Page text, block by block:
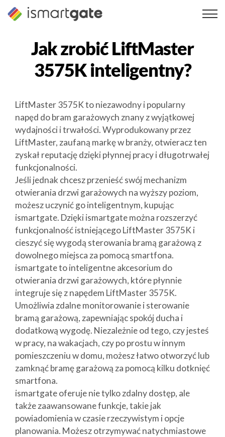
Przejdź
do
Jak zrobićLiftMaster
3575Kinteligentny?
LiftMaster 3575K to niezawodny i popularny
napęd do bram garażowych znany z wyjątkowej
wydajności i trwałości. Wyprodukowany przez
LiftMaster, zaufaną markę w branży, otwieracz ten
zyskał reputację dzięki płynnej pracy i długotrwałej
funkcjonalności.
Jeśli jednak chcesz przenieść swój mechanizm
otwierania drzwi garażowych na wyższy poziom,
możesz uczynić go inteligentnym, kupując
ismartgate. Dzięki ismartgate można rozszerzyć
funkcjonalność istniejącego LiftMaster 3575K i
cieszyć się wygodą sterowania bramą garażową z
dowolnego miejsca za pomocą smartfona.
ismartgate to inteligentne akcesorium do
otwierania drzwi garażowych, które płynnie
integruje się z napędem LiftMaster 3575K.
Umożliwia zdalne monitorowanie i sterowanie
bramą garażową, zapewniając spokój ducha i
dodatkową wygodę. Niezależnie od tego, czy jesteś
w pracy, na wakacjach, czy po prostu w innym
pomieszczeniu w domu, możesz łatwo otworzyć lub
zamknąć bramę garażową za pomocą kilku dotknięć
smartfona.
ismartgate oferuje nie tylko zdalny dostęp, ale
także zaawansowane funkcje, takie jak
powiadomienia w czasie rzeczywistym i opcje
planowania. Możesz otrzymywać natychmiastowe